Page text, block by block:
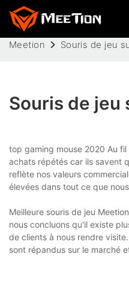
Meetion Souris de jeu
Souris de jeu
top gaming mouse 2020 Au
achats répétés car ils savent
reflète nos valeurs
élevées dans tout ce que
Meilleure souris de jeu
nous concluons qu'il existe
de clients à nous rendre
sont répandus sur le marché